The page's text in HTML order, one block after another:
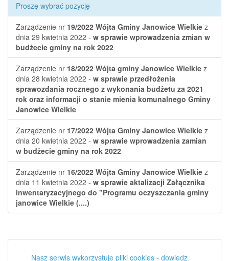
Proszę wybrać pozycję
Zarządzenie nr 19/2022 Wójta Gminy Janowice Wielkie z
dnia 29 kwietnia 2022 - w sprawie wprowadzenia zmian w
budżecie gminy na rok 2022
Zarządzenie nr 18/2022 Wójta gminy Janowice Wielkie z
dnia 28 kwietnia 2022 - w sprawie przedłożenia
sprawozdania rocznego z wykonania budżetu za 2021
rok oraz informacji o stanie mienia komunalnego Gminy
Janowice Wielkie
Zarządzenie nr 17/2022 Wójta Gminy Janowice Wielkie z
dnia 20 kwietnia 2022 - w sprawie wprowadzenia zamian
w budżecie gminy na rok 2022
Zarządzenie nr 16/2022 Wójta Gminy Janowice Wielkie z
dnia 11 kwietnia 2022 - w sprawie aktalizacji Załącznika
inwentaryzacyjnego do "Programu oczyszczania gminy
janowice Wielkie (....)
Nasz serwis wykorzystuje pliki cookies - dowiedz